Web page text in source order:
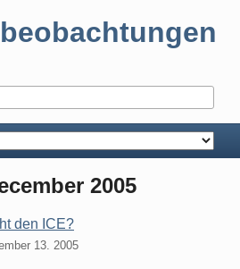
2005
den ICE?
13. 2005